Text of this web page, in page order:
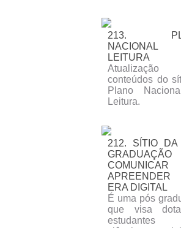
213.
LEITURA
conteúdos do
Plano
Leitura.
212. SÍTIO DA
GRADUAÇÃO
ERA DIGITAL
É uma pós
que visa
estudantes